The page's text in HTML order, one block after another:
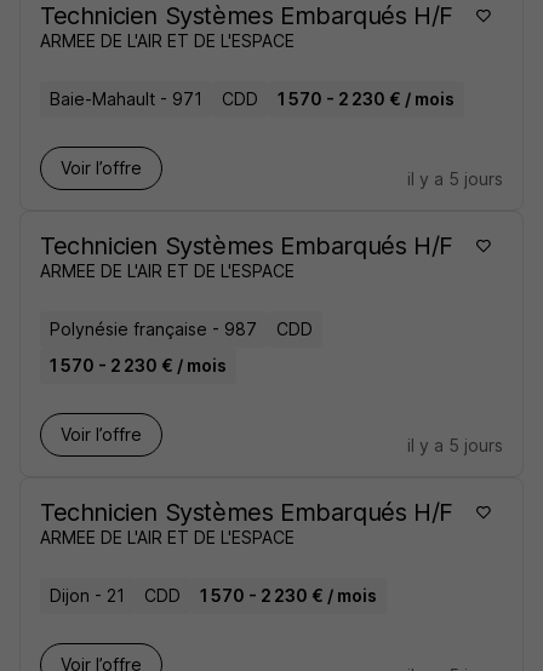
Technicien Systèmes Embarqués H/F
ARMEE DE L'AIR ET DE L'ESPACE
Baie-Mahault - 971 CDD 1 570 - 2 230 € / mois
Voir l’offre
il y a 5 jours
Technicien Systèmes Embarqués H/F
ARMEE DE L'AIR ET DE L'ESPACE
Polynésie française - 987
CDD
1 570 - 2 230 € / mois
Voir l’offre
il y a 5 jours
Technicien Systèmes Embarqués H/F
ARMEE DE L'AIR ET DE L'ESPACE
Dijon - 21 CDD 1 570 - 2 230 € / mois
Voir l’offre